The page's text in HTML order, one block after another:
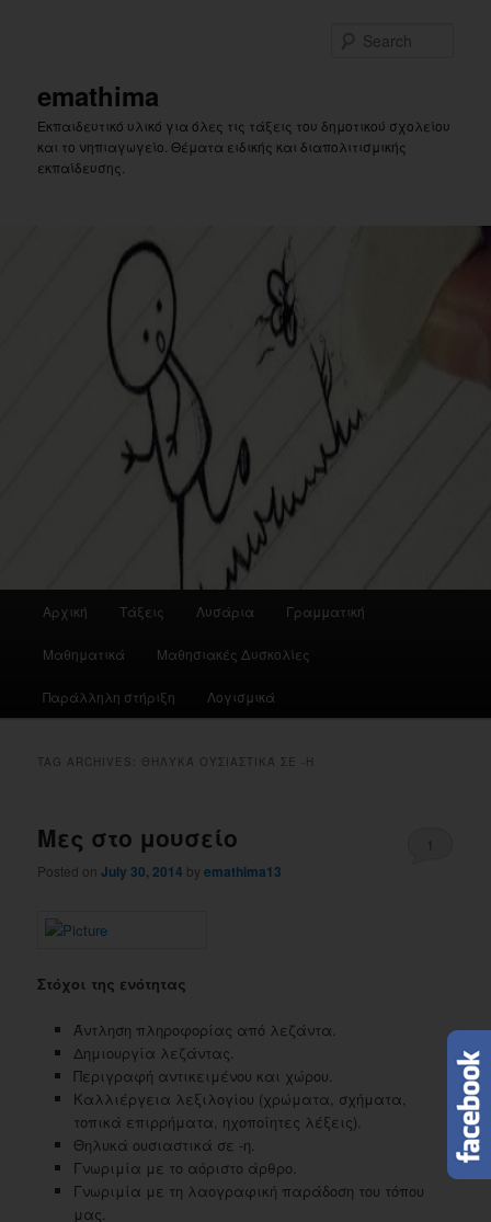
emathima
Εκπαιδευτικό υλικό για όλες τις τάξεις του δημοτικού σχολείου
και το νηπιαγωγείο. Θέματα ειδικής και διαπολιτισμικής
εκπαίδευσης.
Αρχική Τάξεις Λυσάρια Γραμματική
Μαθηματικά Μαθησιακές Δυσκολίες
Παράλληλη στήριξη Λογισμικά
TAG ARCHIVES: ΘΗΛΥΚΆ ΟΥΣΙΑΣΤΙΚΆ ΣΕ -Η
Μες στο μουσείο
Posted onJuly 30, 2014 byemathima13
1
Στόχοι της ενότητας
Άντληση πληροφορίας από λεζάντα.
Δημιουργία λεζάντας.
Περιγραφή αντικειμένου και χώρου.
Καλλιέργεια λεξιλογίου (χρώματα, σχήματα,
τοπικά επιρρήματα, ηχοποίητες λέξεις).
Θηλυκά ουσιαστικά σε -η.
Γνωριμία με το αόριστο άρθρο.
Γνωριμία με τη λαογραφική παράδοση του τόπου
μας.